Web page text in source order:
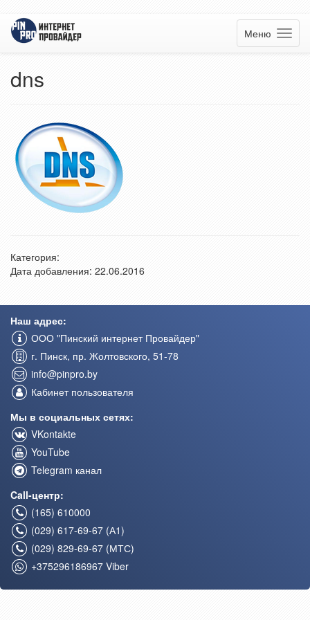
Меню
dns
Категория:
Дата добавления: 22.06.2016
Наш адрес:
ООО "Пинский интернет Провайдер"
г. Пинск, пр. Жолтовского, 51-78
info@pinpro.by
Кабинет пользователя
Мы в социальных сетях:
VKontakte
YouTube
Telegram канал
Call-центр:
(165) 610000
(029) 617-69-67 (А1)
(029) 829-69-67 (МТС)
+375296186967 Viber